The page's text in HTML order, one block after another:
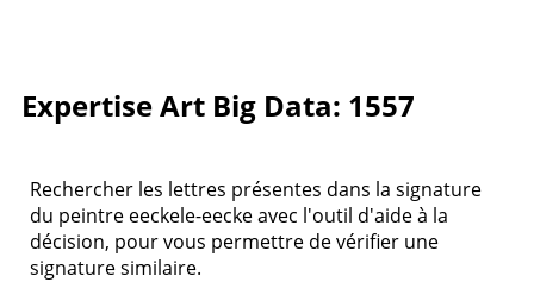
Expertise Art Big Data: 1557
Rechercher les lettres présentes dans la signature
du peintre eeckele-eecke avec l'outil d'aide à la
décision, pour vous permettre de vérifier une
signature similaire.